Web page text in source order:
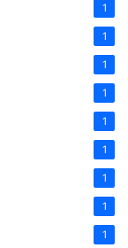
1
1
1
1
1
1
1
1
1